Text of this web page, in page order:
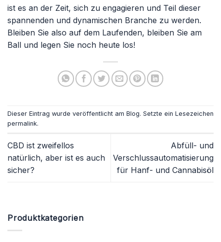
ist es an der Zeit, sich zu engagieren und Teil dieser
spannenden und dynamischen Branche zu werden.
Bleiben Sie also auf dem Laufenden, bleiben Sie am
Ball und legen Sie noch heute los!
Dieser Eintrag wurde veröffentlicht am Blog. Setzte ein Lesezeichen
permalink.
CBD ist zweifellos
natürlich, aber ist es auch
sicher?
Abfüll- und
Verschlussautomatisierung
für Hanf- und Cannabisöl
Produktkategorien